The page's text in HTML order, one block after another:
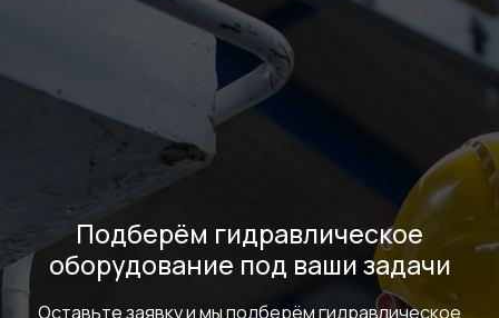
Подберём гидравлическое
оборудование под ваши задачи
Оставьте заявку и мы подберём гидравлическое
Я соглашаюсь с условиями и даю своё согласие
обработку персональных данных
Политика персональных данных
© Евразия Инжиниринг
Сервис 2022-2026